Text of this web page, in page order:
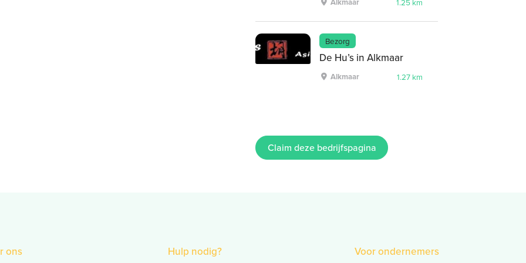
Bezorg
De Hu’s in Alkmaar
Alkmaar 1.27 km
Claim deze bedrijfspagina
ons Hulp nodig? Voor ondernemers